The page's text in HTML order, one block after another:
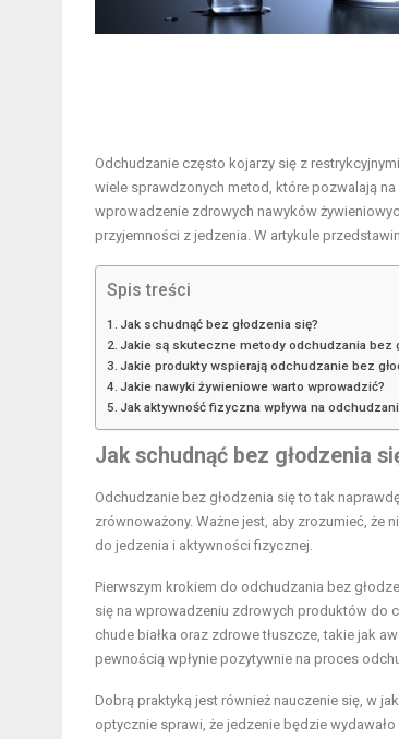
Odchudzanie często kojarzy się z
wiele sprawdzonych metod, które pozwalają
wprowadzenie zdrowych nawyków
przyjemności z jedzenia. W artykule
Spis treści
Jak schudnąć bez głodzenia się?
Jakie są skuteczne metody odchudzania bez
Jakie produkty wspierają odchudzanie bez
Jakie nawyki żywieniowe warto wprowadzić?
Jak aktywność fizyczna wpływa na
Jak schudnąć bez głodzenia
Odchudzanie bez głodzenia się to tak
zrównoważony. Ważne jest, aby zrozumieć, że
do jedzenia i aktywności fizycznej.
Pierwszym krokiem do odchudzania bez
się na wprowadzeniu zdrowych produktów do
chude białka oraz zdrowe tłuszcze, takie jak
pewnością wpłynie pozytywnie na proces
Dobrą praktyką jest również nauczenie się, w
optycznie sprawi, że jedzenie będzie